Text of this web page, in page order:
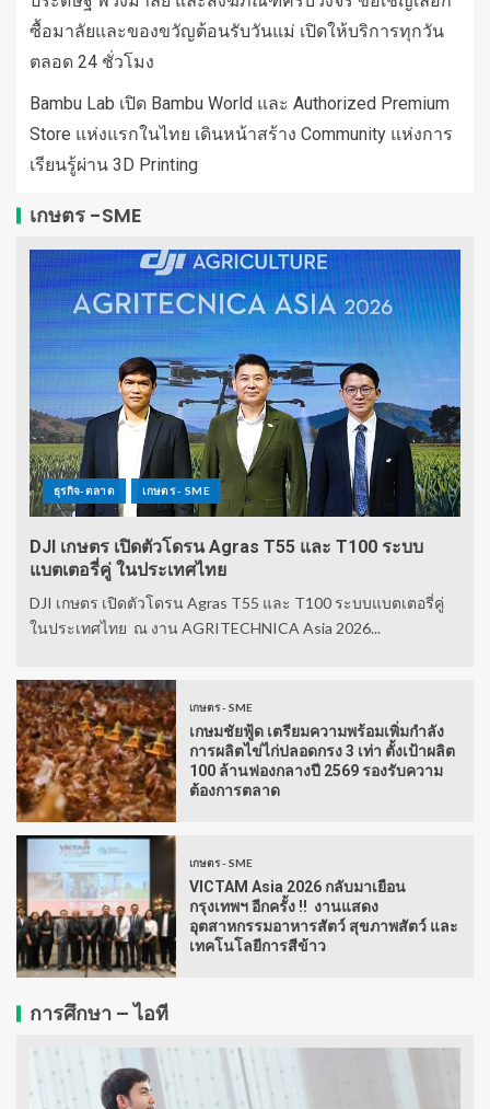
ซื้อมาลัยและของขวัญต้อนรับวันแม่ เปิดให้บริการทุกวัน
ตลอด 24 ชั่วโมง
Bambu Lab เปิด Bambu World และ Authorized Premium
Store แห่งแรกในไทย เดินหน้าสร้าง Community แห่งการ
เรียนรู้ผ่าน 3D Printing
เกษตร -SME
ธุรกิจ-ตลาด เกษตร - SME
DJI เกษตร เปิดตัวโดรน Agras T55 และ T100 ระบบ
แบตเตอรี่คู่ ในประเทศไทย
DJI เกษตร เปิดตัวโดรน Agras T55 และ T100 ระบบแบตเตอรี่คู่
ในประเทศไทย ณ งาน AGRITECHNICA Asia 2026...
เกษตร - SME
เกษมชัยฟู้ด เตรียมความพร้อมเพิ่มกำลัง
การผลิตไข่ไก่ปลอดกรง 3 เท่า ตั้งเป้าผลิต
100 ล้านฟองกลางปี 2569 รองรับความ
ต้องการตลาด
เกษตร - SME
VICTAM Asia 2026 กลับมาเยือน
กรุงเทพฯ อีกครั้ง !! งานแสดง
อุตสาหกรรมอาหารสัตว์ สุขภาพสัตว์ และ
เทคโนโลยีการสีข้าว
การศึกษา – ไอที